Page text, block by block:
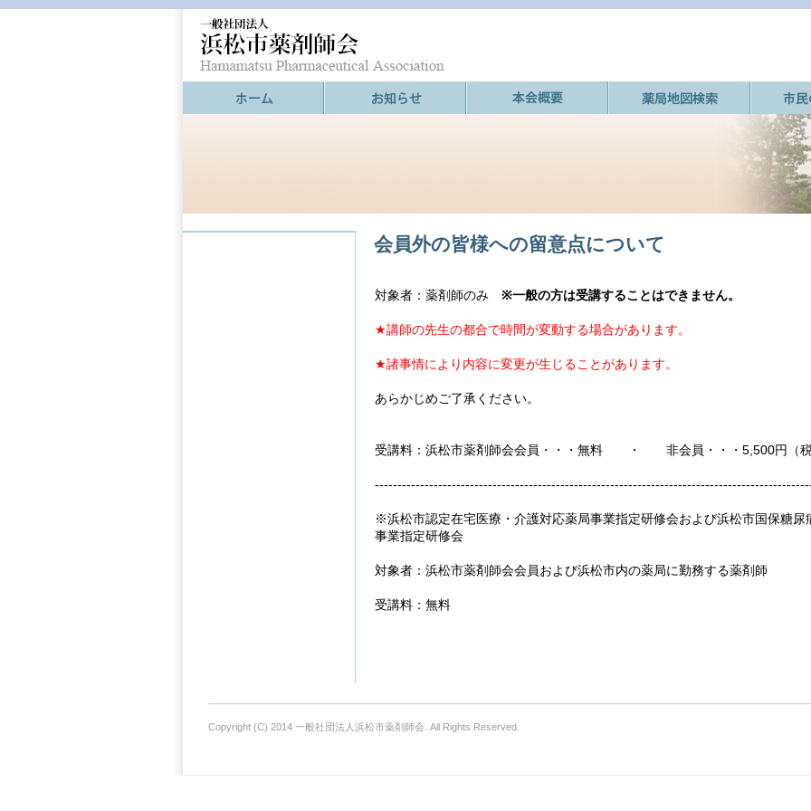
会員外の皆様への留意点について
対象者：薬剤師のみ ※一般の方は受講することはできません。
★講師の先生の都合で時間が変動する場合があります。
★諸事情により内容に変更が生じることがあります。
あらかじめご了承ください。
受講料：浜松市薬剤師会会員・・・無料 ・ 非会員・・・5,500円（
※浜松市認定在宅医療・介護対応薬局事業指定研修会および浜松市国保糖
事業指定研修会
対象者：浜松市薬剤師会会員および浜松市内の薬局に勤務する薬剤師
受講料：無料
Copyright (C) 2014 一般社団法人浜松市薬剤師会. All Rights Reserved.